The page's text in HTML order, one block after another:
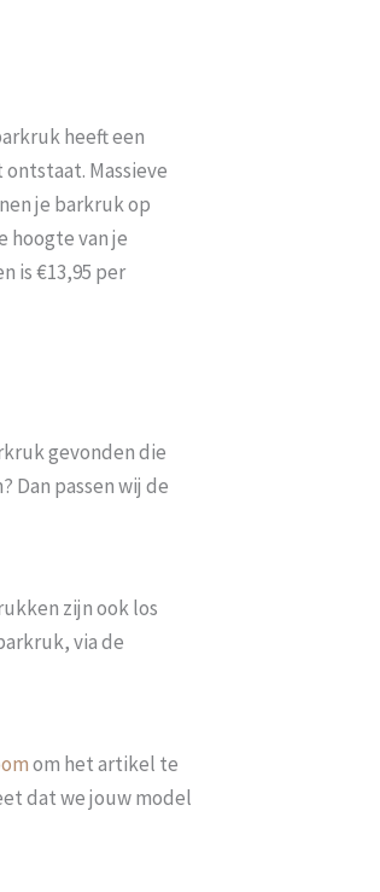
heeft een
Massieve
je barkruk op
hoogte van je
is €13,95 per
gevonden die
Dan passen wij de
zijn ook los
via de
om het artikel te
dat we jouw model